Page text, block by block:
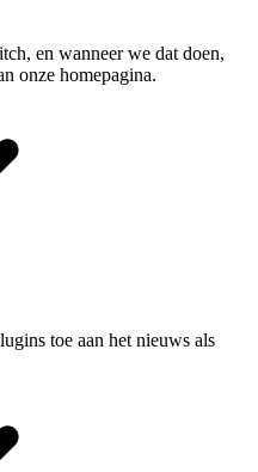
en wanneer we dat doen,
onze homepagina.
toe aan het nieuws als